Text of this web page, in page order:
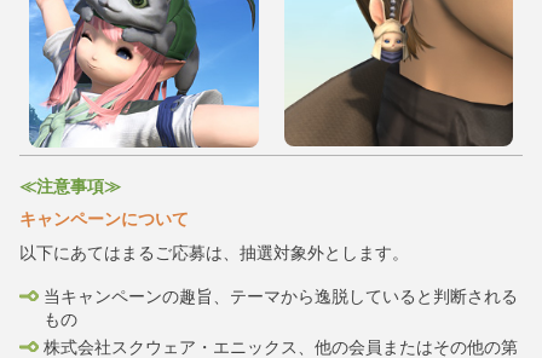
≪注意事項≫
キャンペーンについて
以下にあてはまるご応募は、抽選対象外とします。
当キャンペーンの趣旨、テーマから逸脱していると判断される
もの
株式会社スクウェア・エニックス、他の会員またはその他の第